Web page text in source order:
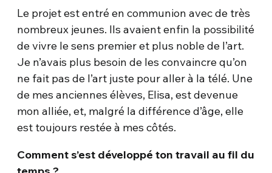
Le projet est entré en communion avec de très
nombreux jeunes. Ils avaient enfin la possibilité
de vivre le sens premier et plus noble de l’art.
Je n’avais plus besoin de les convaincre qu’on
ne fait pas de l’art juste pour aller à la télé. Une
de mes anciennes élèves, Elisa, est devenue
mon alliée, et, malgré la différence d’âge, elle
est toujours restée à mes côtés.
Comment s’est développé ton travail au fil du